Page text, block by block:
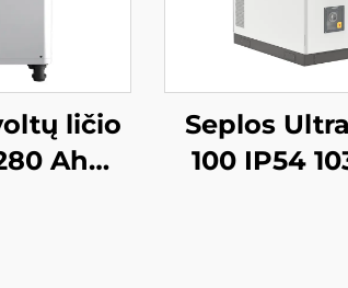
ličio
Ah
Seplos
100 IP54